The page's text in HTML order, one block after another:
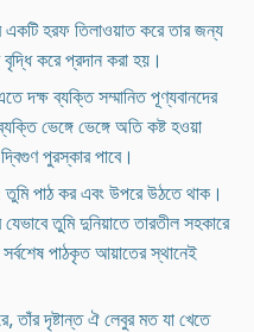
একটি হরফ তিলাওয়াত করে তার জন্য
করে প্রদান করা হয়।
দক্ষ ব্যক্তি সম্মানিত পূণ্যবানদের
ভেঙ্গে ভেঙ্গে অতি কষ্ট হওয়া
পুরস্কার পাবে।
পাঠ কর এবং উপরে উঠতে থাক।
তুমি দুনিয়াতে তারতীল সহকারে
পাঠকৃত আয়াতের স্থানেই
তাঁর দৃষ্টান্ত ঐ লেবুর মত যা খেতে